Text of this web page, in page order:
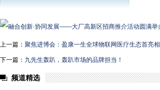
上一篇： 聚焦进博会：盈康一生全球物联网医疗生态首亮相
下一篇： 九先生轰趴，轰趴市场的品牌担当！
频道精选